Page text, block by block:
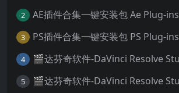
2
3
4
5